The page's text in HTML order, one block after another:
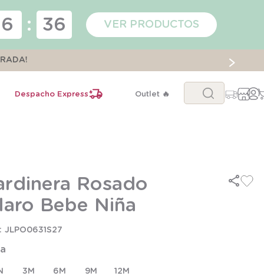
: 36 VER PRODUCTOS
Despacho Express Outlet 🔥
Buscar...
Rosado
Bebe Niña
JLPO0631S27
3M 6M 9M 12M